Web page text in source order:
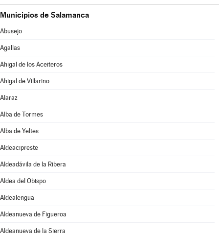
Municipios de Salamanca
Abusejo
Agallas
Ahigal de los Aceiteros
Ahigal de Villarino
Alaraz
Alba de Tormes
Alba de Yeltes
Aldeacipreste
Aldeadávila de la Ribera
Aldea del Obispo
Aldealengua
Aldeanueva de Figueroa
Aldeanueva de la Sierra